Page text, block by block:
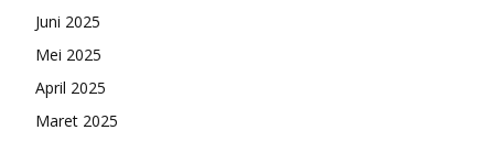
Juni 2025
Mei 2025
April 2025
Maret 2025